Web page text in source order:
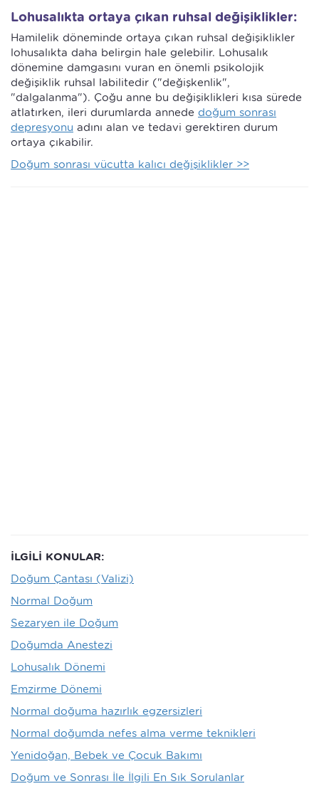
Lohusalıkta ortaya çıkan ruhsal değişiklikler:
Hamilelik döneminde ortaya çıkan ruhsal değişiklikler
lohusalıkta daha belirgin hale gelebilir. Lohusalık
dönemine damgasını vuran en önemli psikolojik
değişiklik ruhsal labilitedir ("değişkenlik",
"dalgalanma"). Çoğu anne bu değişiklikleri kısa sürede
atlatırken, ileri durumlarda annede doğum sonrası
depresyonu adını alan ve tedavi gerektiren durum
ortaya çıkabilir.
Doğum sonrası vücutta kalıcı değişiklikler >>
İLGİLİ KONULAR:
Doğum Çantası (Valizi)
Normal Doğum
Sezaryen ile Doğum
Doğumda Anestezi
Lohusalık Dönemi
Emzirme Dönemi
Normal doğuma hazırlık egzersizleri
Normal doğumda nefes alma verme teknikleri
Yenidoğan, Bebek ve Çocuk Bakımı
Doğum ve Sonrası İle İlgili En Sık Sorulanlar